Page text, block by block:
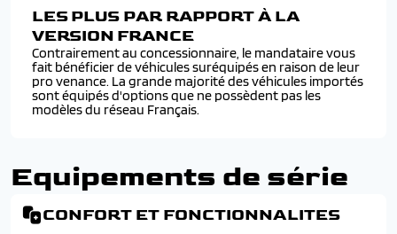
LES PLUS PAR RAPPORT À LA
VERSION FRANCE
Contrairement au concessionnaire, le mandataire vous
fait bénéficier de véhicules suréquipés en raison de leur
pro venance. La grande majorité des véhicules importés
sont équipés d'options que ne possèdent pas les
modèles du réseau Français.
Equipements de série
CONFORT ET FONCTIONNALITES